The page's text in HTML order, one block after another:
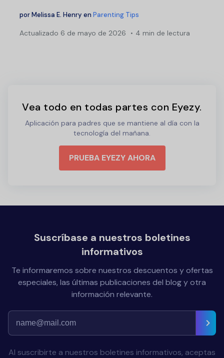
porMelissa E. Henry en Parenting Tips
Actualizado 6 de mayo de 2026 4 min de lectura
Vea todo en todas partes con Eyezy.
Aplicación para padres que se mantiene al día con la
tecnología del mañana.
PRUEBA EYEZY AHORA
Suscríbase a nuestros boletines
informativos
Te informaremos sobre nuestros descuentos y ofertas
especiales, las últimas publicaciones del blog y otra
información relevante.
Al suscribirte a nuestros boletines informativos, aceptas